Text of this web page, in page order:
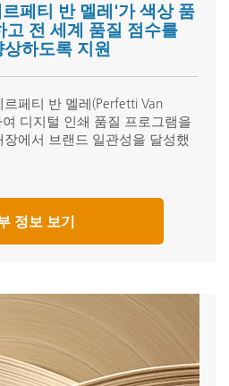
페티 반 멜레'가 색상 품
고 전 세계 품질 점수를
하도록 지원
페티 반 멜레(Perfetti Van
디지털 인쇄 품질 프로그램을
에서 브랜드 일관성을 달성했
정보 보기